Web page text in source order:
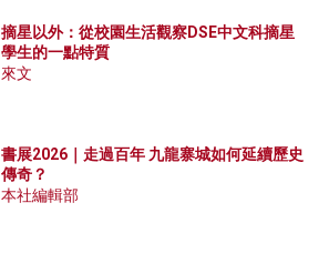
摘星以外：從校園生活觀察DSE中文科摘星
學生的一點特質
來文
書展2026｜走過百年 九龍寨城如何延續歷史
傳奇？
本社編輯部